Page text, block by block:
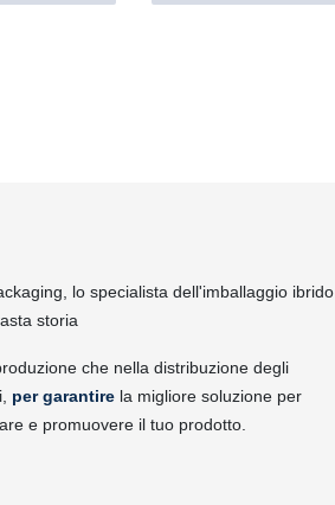
lo specialista dell'imballaggio ibrido
storia
che nella distribuzione degli
per garantire la migliore soluzione per
e promuovere il tuo prodotto.